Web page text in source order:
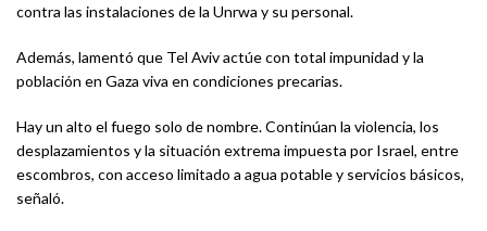
contra las instalaciones de la Unrwa y su personal.
Además, lamentó que Tel Aviv actúe con total impunidad y la
población en Gaza viva en condiciones precarias.
Hay un alto el fuego solo de nombre. Continúan la violencia, los
desplazamientos y la situación extrema impuesta por Israel, entre
escombros, con acceso limitado a agua potable y servicios básicos,
señaló.